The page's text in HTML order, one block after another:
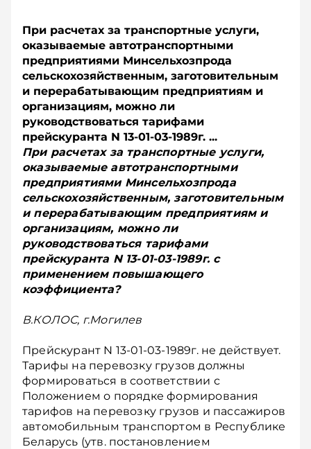
При расчетах за транспортные услуги,
оказываемые автотранспортными
предприятиями Минсельхозпрода
сельскохозяйственным, заготовительным
и перерабатывающим предприятиям и
организациям, можно ли
руководствоваться тарифами
прейскуранта N 13-01-03-1989г. ...
При расчетах за транспортные услуги,
оказываемые автотранспортными
предприятиями Минсельхозпрода
сельскохозяйственным, заготовительным
и перерабатывающим предприятиям и
организациям, можно ли
руководствоваться тарифами
прейскуранта N 13-01-03-1989г. с
применением повышающего
коэффициента?
В.КОЛОС, г.Могилев
Прейскурант N 13-01-03-1989г. не действует.
Тарифы на перевозку грузов должны
формироваться в соответствии с
Положением о порядке формирования
тарифов на перевозку грузов и пассажиров
автомобильным транспортом в Республике
Беларусь (утв. постановлением